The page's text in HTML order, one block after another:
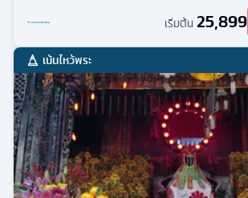
เริ่มต้น 25,899
เน้นไหว้พระ